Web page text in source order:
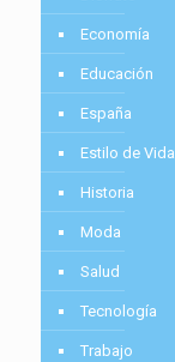
Economía
Educación
España
Estilo de Vida
Historia
Moda
Salud
Tecnología
Trabajo